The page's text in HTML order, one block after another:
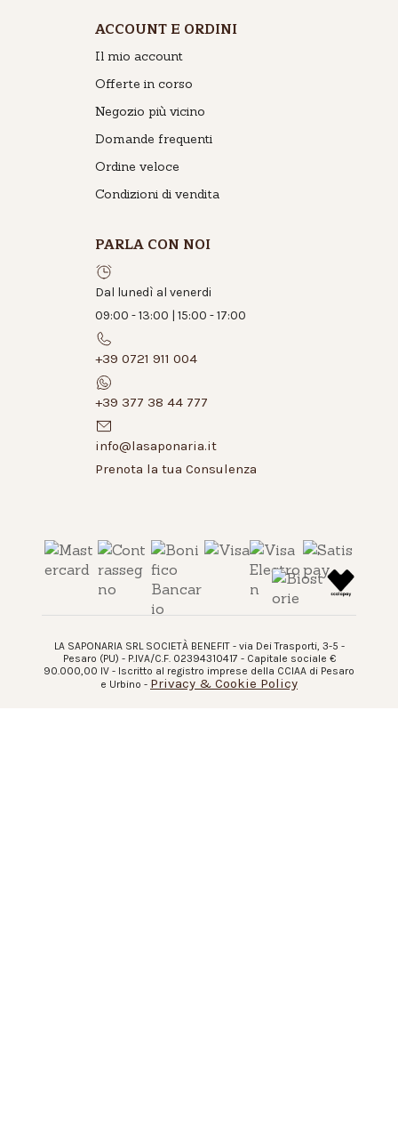
ACCOUNT E ORDINI
Il mio account
Offerte in corso
Negozio più vicino
Domande frequenti
Ordine veloce
Condizioni di vendita
PARLA CON NOI
Dal lunedì al venerdi
09:00 - 13:00 | 15:00 - 17:00
+39 0721 911 004
+39 377 38 44 777
info@lasaponaria.it
Prenota la tua Consulenza
LA SAPONARIA SRL SOCIETÀ BENEFIT - via Dei Trasporti, 3-5 -
Pesaro (PU) - P.IVA/C.F. 02394310417 - Capitale sociale €
90.000,00 IV - Iscritto al registro imprese della CCIAA di Pesaro
e Urbino - Privacy & Cookie Policy